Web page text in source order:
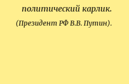
политический карлик.
(Президент РФ В.В. Путин).